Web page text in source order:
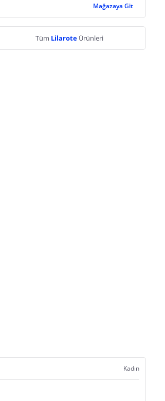
Mağazaya Git
Tüm Lilarote Ürünleri
Kadın